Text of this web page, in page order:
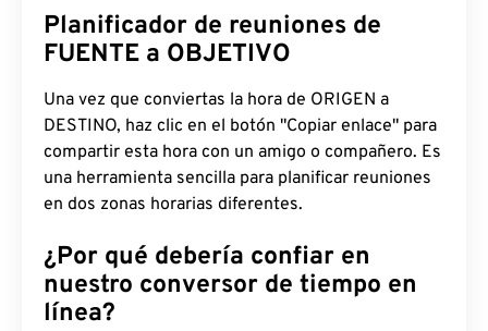
Planificador de reuniones de
FUENTE a OBJETIVO
Una vez que conviertas la hora de ORIGEN a
DESTINO, haz clic en el botón "Copiar enlace" para
compartir esta hora con un amigo o compañero. Es
una herramienta sencilla para planificar reuniones
en dos zonas horarias diferentes.
¿Por qué debería confiar en
nuestro conversor de tiempo en
línea?